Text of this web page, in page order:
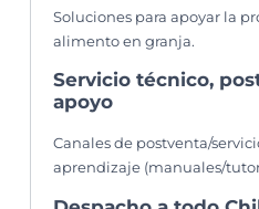
Soluciones para apoyar la
alimento en granja.
Servicio técnico,
apoyo
Canales de postventa/
aprendizaje (manuales/